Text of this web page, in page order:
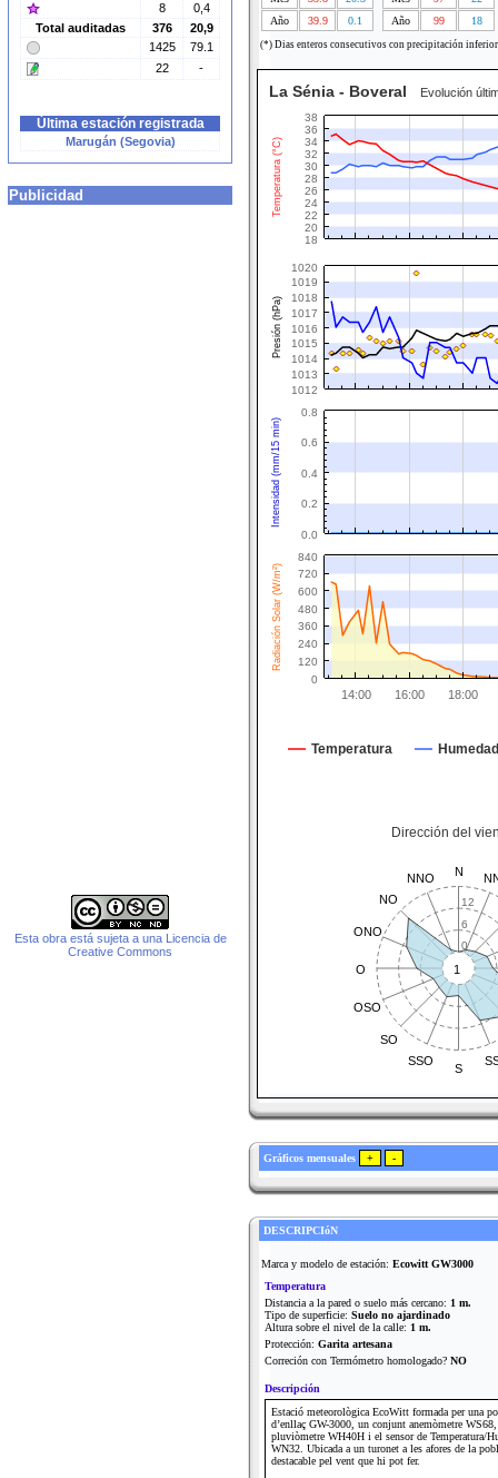
8
0,4
Total auditadas
376
20,9
1425
79.1
22
-
Última estación registrada
Marugán (Segovia)
Publicidad
Esta obra está sujeta a una Licencia de
Creative Commons
Año
39.9 0.1 Año 99 18
(*) Dias enteros consecutivos con precipitación inferior
Temperatura (°C)
Presión (hPa)
Intensidad (mm/15 min)
Radiación Solar (W/m²)
La Sénia - Boveral Evolución
Temperatura Humedad
14:00 16:00 18:00
18
20
22
24
26
28
30
32
34
36
38
1012
1013
1014
1015
1016
1017
1018
1019
1020
0.0
0.2
0.4
0.6
0.8
0
120
240
360
480
600
720
840
Dirección del
1
N
S
SSO
SO
OSO
O
ONO
NO
NNO
0
6
12
Gráficos mensuales
DESCRIPCIóN
Marca y modelo de estación: Ecowitt GW3000
Temperatura
Distancia a la pared o suelo más cercano: 1 m.
Tipo de superficie: Suelo no ajardinado
Altura sobre el nivel de la calle: 1 m.
Protección: Garita artesana
Correción con Termómetro homologado? NO
Descripción
Estació meteorològica EcoWitt formada per una
d’enllaç GW-3000, un conjunt anemòmetre
pluviòmetre WH40H i el sensor de Temperatura/
WN32. Ubicada a un turonet a les afores de la
destacable pel vent que hi pot fer.